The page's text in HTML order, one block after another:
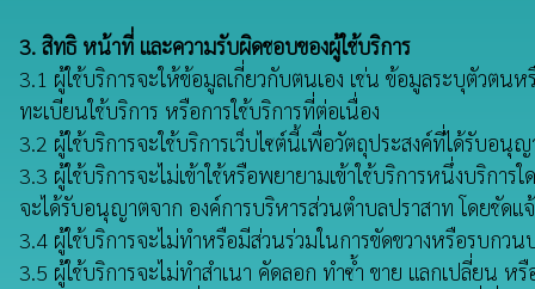
3. สิทธิ หน้าที่ และความรับผิดชอบของผู้ใช้บริการ
3.1 ผู้ใช้บริการจะให้ข้อมูลเกี่ยวกับตนเอง เช่น ข้อมูลระบุตัวต
ทะเบียนใช้บริการ หรือการใช้บริการที่ต่อเนื่อง
3.2 ผู้ใช้บริการจะใช้บริการเว็บไซต์นี้เพื่อวัตถุประสงค์ที่ได้รับ
3.3 ผู้ใช้บริการจะไม่เข้าใช้หรือพยายามเข้าใช้บริการหนึ่งบริกา
จะได้รับอนุญาตจาก องค์การบริหารส่วนตำบลปราสาท โดยชัดแ
3.4 ผู้ใช้บริการจะไม่ทำหรือมีส่วนร่วมในการขัดขวางหรือรบกว
3.5 ผู้ใช้บริการจะไม่ทำสำเนา คัดลอก ทำซ้ำ ขาย แลกเปลี่ยน